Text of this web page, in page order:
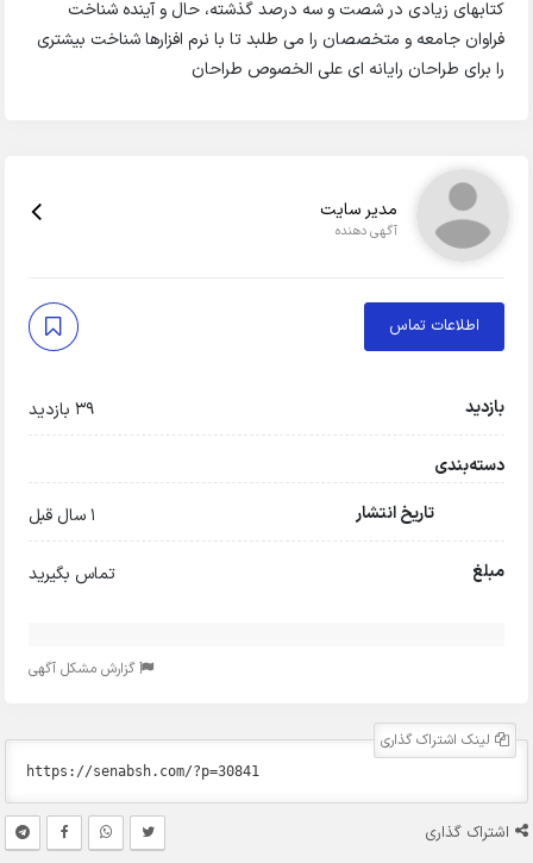
کتابهای زیادی در شصت و سه درصد گذشته، حال و آینده شناخت
فراوان جامعه و متخصصان را می طلبد تا با نرم افزارها شناخت بیشتری
را برای طراحان رایانه ای علی الخصوص طراحان
مدیر سایت
آگهی دهنده
اطلاعات تماس
بازدید 39 بازدید
دسته‌بندی
تاریخ انتشار
1 سال قبل
مبلغ تماس بگیرید
گزارش مشکل آگهی
لینک اشتراک گذاری
اشتراک گذاری